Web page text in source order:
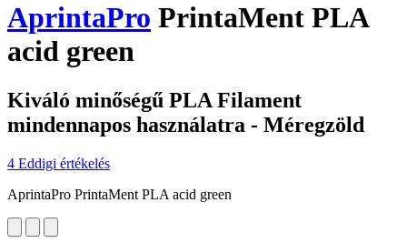
AprintaPro PrintaMent PLA
acid green
Kiváló minőségű PLA Filament
mindennapos használatra - Méregzöld
4 Eddigi értékelés
AprintaPro PrintaMent PLA acid green